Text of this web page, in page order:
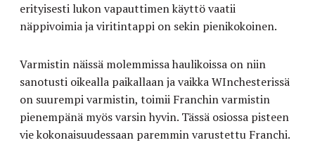
erityisesti lukon vapauttimen käyttö vaatii
näppivoimia ja viritintappi on sekin pienikokoinen.
Varmistin näissä molemmissa haulikoissa on niin
sanotusti oikealla paikallaan ja vaikka WInchesterissä
on suurempi varmistin, toimii Franchin varmistin
pienempänä myös varsin hyvin. Tässä osiossa pisteen
vie kokonaisuudessaan paremmin varustettu Franchi.